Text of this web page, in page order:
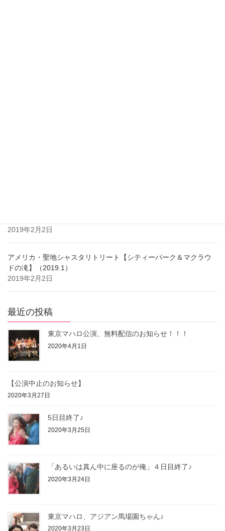
2019年2月2日
アメリカ・聖地シャスタリトリート【シティーパーク＆マクラウ
ドの滝】（2019.1）
2019年2月2日
最近の投稿
東京マハロ公演、無料配信のお知らせ！！！
2020年4月1日
【公演中止のお知らせ】
2020年3月27日
5日目終了♪
2020年3月25日
「あるいは真ん中に座るのが俺」４日目終了♪
2020年3月24日
東京マハロ、アジアン馬場園ちゃん♪
2020年3月23日